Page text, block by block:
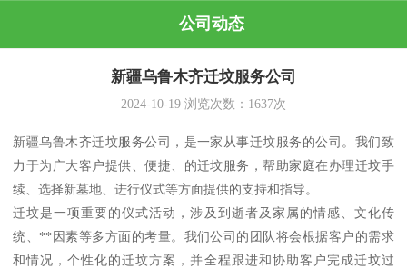
公司动态
新疆乌鲁木齐迁坟服务公司
2024-10-19 浏览次数： 1637次
新疆乌鲁木齐迁坟服务公司，是一家从事迁坟服务的公司。我们致
力于为广大客户提供、便捷、的迁坟服务，帮助家庭在办理迁坟手
续、选择新墓地、进行仪式等方面提供的支持和指导。
迁坟是一项重要的仪式活动，涉及到逝者及家属的情感、文化传
统、**因素等多方面的考量。我们公司的团队将会根据客户的需求
和情况，个性化的迁坟方案，并全程跟进和协助客户完成迁坟过